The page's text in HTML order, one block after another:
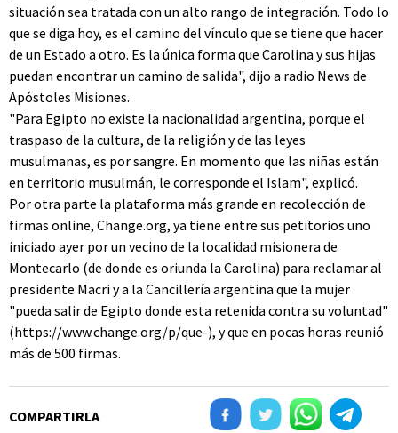
situación sea tratada con un alto rango de integración. Todo lo
que se diga hoy, es el camino del vínculo que se tiene que hacer
de un Estado a otro. Es la única forma que Carolina y sus hijas
puedan encontrar un camino de salida", dijo a radio News de
Apóstoles Misiones.
"Para Egipto no existe la nacionalidad argentina, porque el
traspaso de la cultura, de la religión y de las leyes
musulmanas, es por sangre. En momento que las niñas están
en territorio musulmán, le corresponde el Islam", explicó.
Por otra parte la plataforma más grande en recolección de
firmas online, Change.org, ya tiene entre sus petitorios uno
iniciado ayer por un vecino de la localidad misionera de
Montecarlo (de donde es oriunda la Carolina) para reclamar al
presidente Macri y a la Cancillería argentina que la mujer
"pueda salir de Egipto donde esta retenida contra su voluntad"
(https://www.change.org/p/que-), y que en pocas horas reunió
más de 500 firmas.
COMPARTIRLA